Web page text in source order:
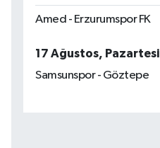
Amed - Erzurumspor FK
17 Ağustos, Pazartesi
Samsunspor - Göztepe